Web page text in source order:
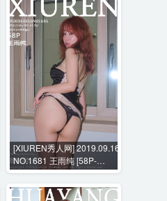
[XIUREN秀人网] 2019.09.16
NO.1681 王雨纯 [58P-
178MB]